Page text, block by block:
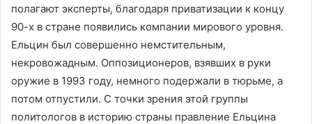
полагают эксперты, благодаря приватизации к концу
90-х в стране появились компании мирового уровня.
Ельцин был совершенно немстительным,
некровожадным. Оппозиционеров, взявших в руки
оружие в 1993 году, немного подержали в тюрьме, а
потом отпустили. С точки зрения этой группы
политологов в историю страны правление Ельцина